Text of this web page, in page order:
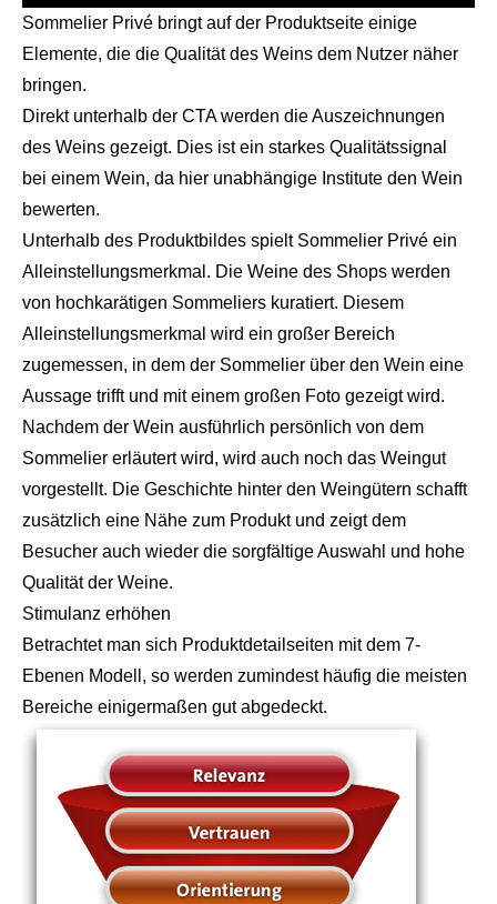
Sommelier Privé bringt auf der Produktseite einige
Elemente, die die Qualität des Weins dem Nutzer näher
bringen.
Direkt unterhalb der CTA werden die Auszeichnungen
des Weins gezeigt. Dies ist ein starkes Qualitätssignal
bei einem Wein, da hier unabhängige Institute den Wein
bewerten.
Unterhalb des Produktbildes spielt Sommelier Privé ein
Alleinstellungsmerkmal. Die Weine des Shops werden
von hochkarätigen Sommeliers kuratiert. Diesem
Alleinstellungsmerkmal wird ein großer Bereich
zugemessen, in dem der Sommelier über den Wein eine
Aussage trifft und mit einem großen Foto gezeigt wird.
Nachdem der Wein ausführlich persönlich von dem
Sommelier erläutert wird, wird auch noch das Weingut
vorgestellt. Die Geschichte hinter den Weingütern schafft
zusätzlich eine Nähe zum Produkt und zeigt dem
Besucher auch wieder die sorgfältige Auswahl und hohe
Qualität der Weine.
Stimulanz erhöhen
Betrachtet man sich Produktdetailseiten mit dem 7-
Ebenen Modell , so werden zumindest häufig die meisten
Bereiche einigermaßen gut abgedeckt.